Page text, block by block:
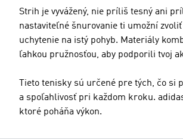
Strih je vyvážený, nie príliš tesný ani
nastaviteľné šnurovanie ti umožní
uchytenie na istý pohyb. Materiály
ľahkou pružnosťou, aby podporili tvoj
Tieto tenisky sú určené pre tých, čo si
a spoľahlivosť pri každom kroku.
ktoré poháňa výkon.